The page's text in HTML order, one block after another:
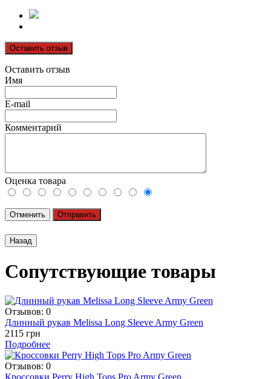
Оставить отзыв
Оставить отзыв
Имя
E-mail
Комментарий
Оценка товара
Отменить Отправить
Сопутствующие товары
Отзывов: 0
Длинный рукав Melissa Long Sleeve Army Green
2115 грн
Подробнее
Отзывов: 0